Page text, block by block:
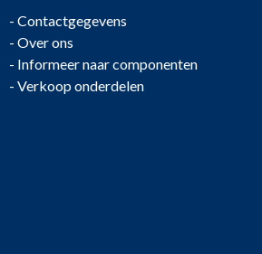
- Contactgegevens
- Over ons
- Informeer naar componenten
- Verkoop onderdelen